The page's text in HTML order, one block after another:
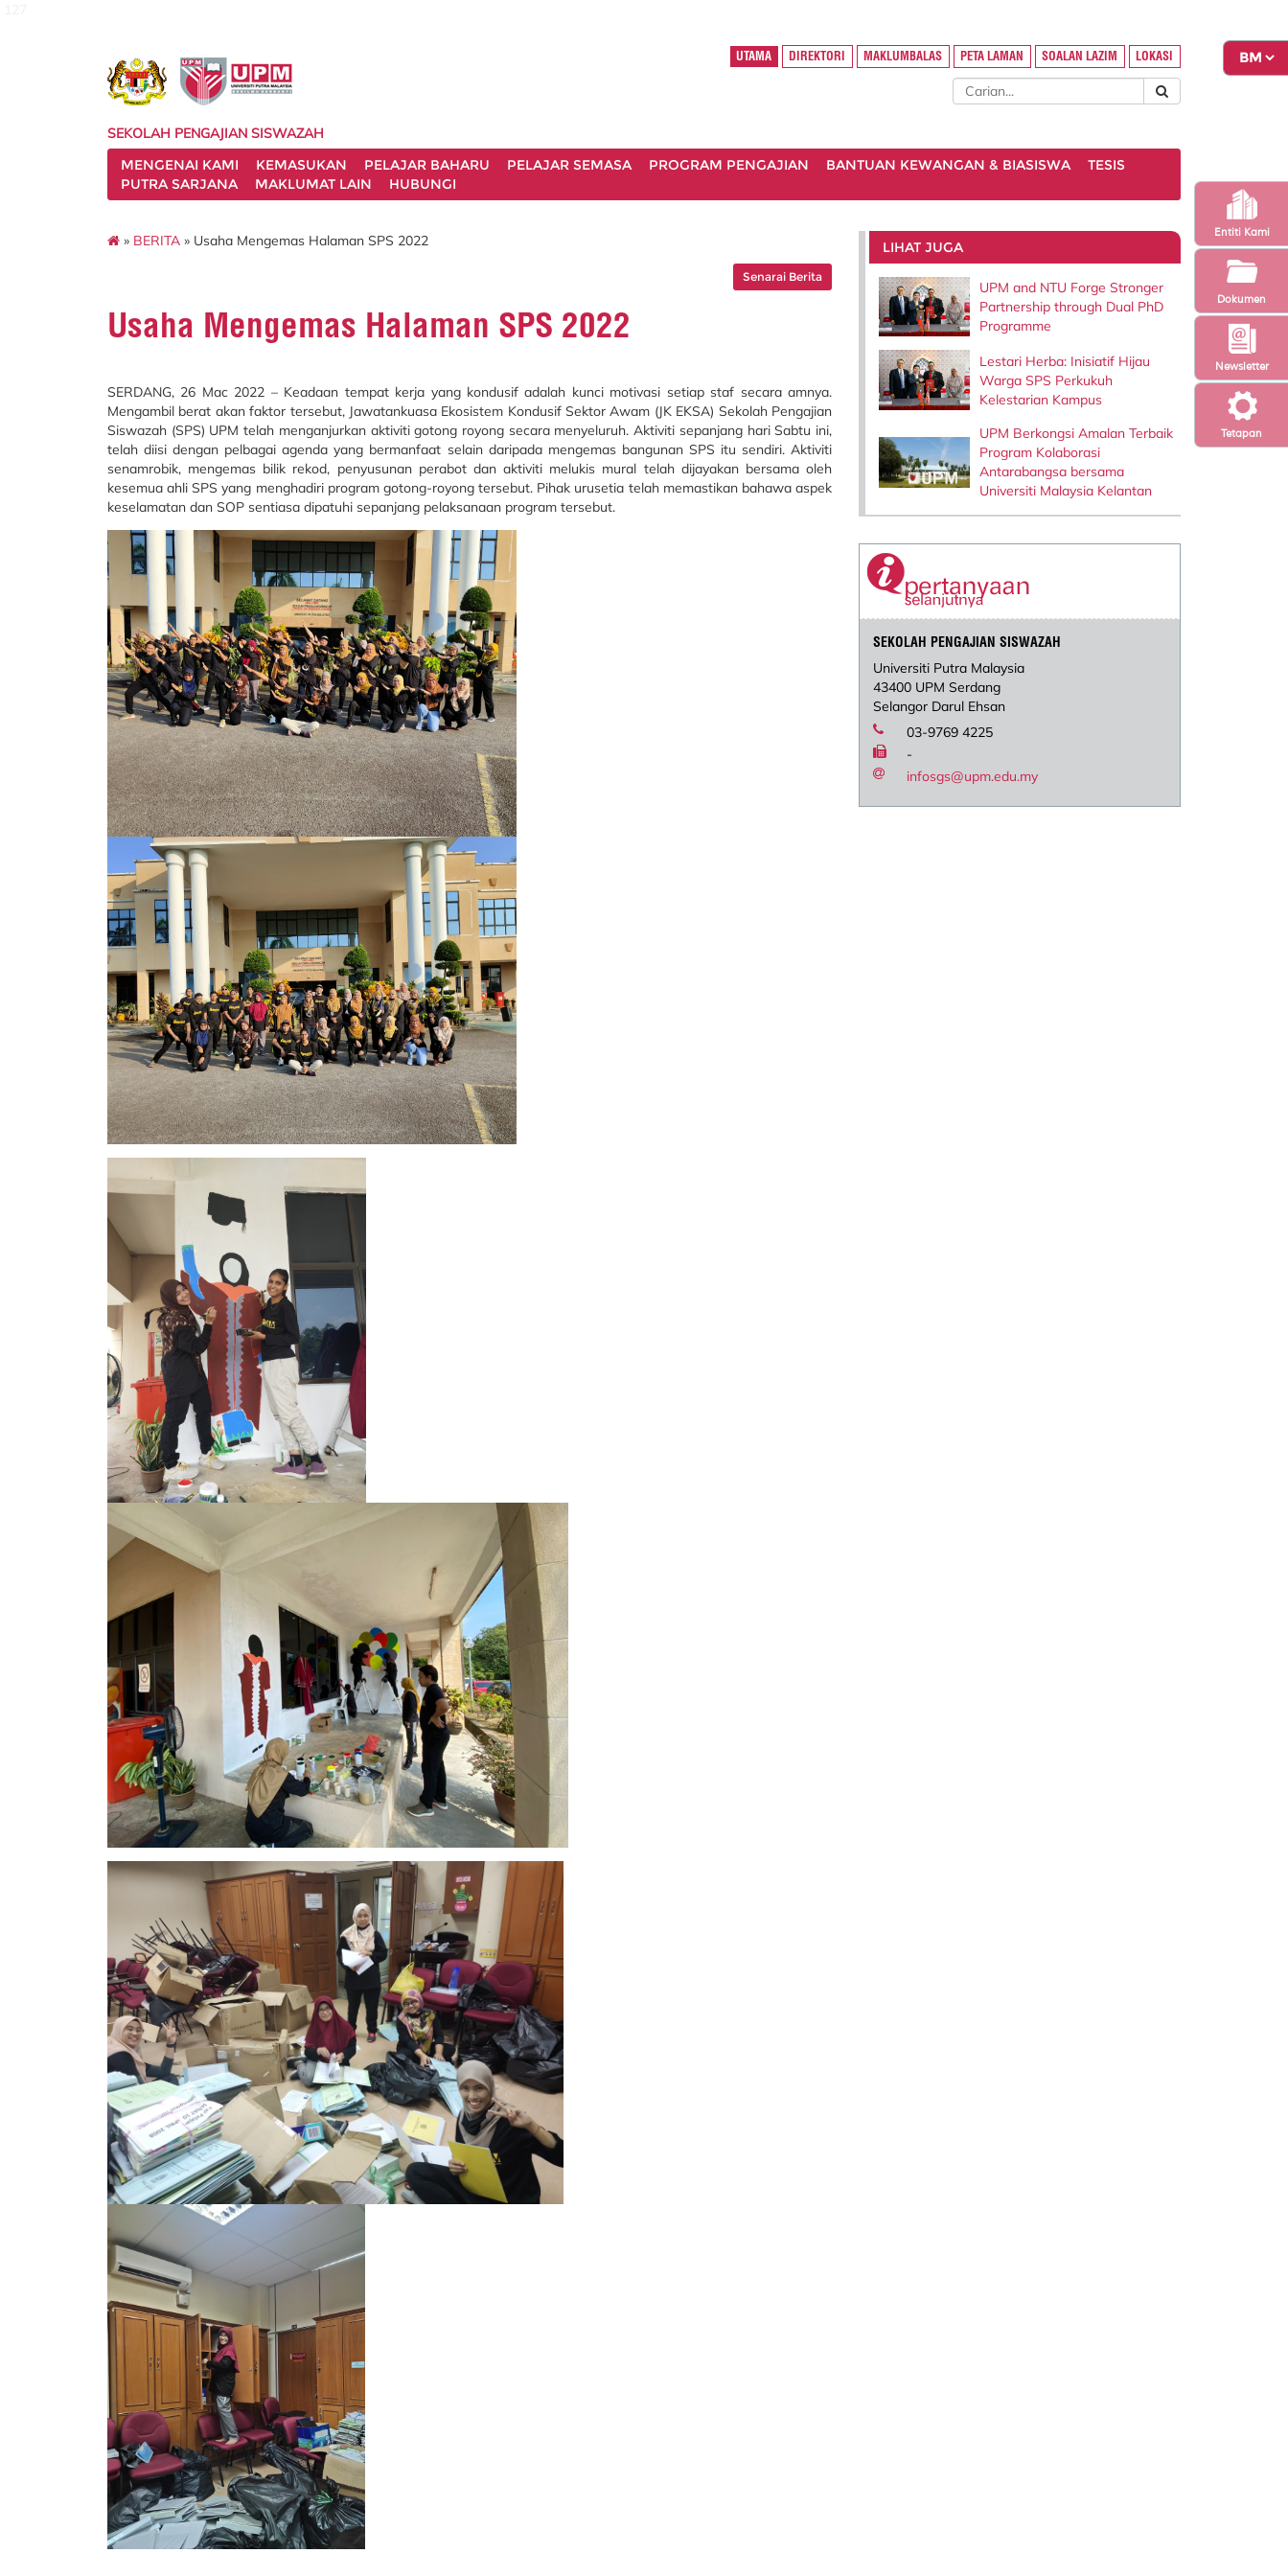
Tetapan
Newsletter
Entiti Kami
Dokumen
UTAMA DIREKTORI MAKLUMBALAS PETA LAMAN SOALAN LAZIM LOKASI
SEKOLAH PENGAJIAN SISWAZAH
MENGENAI KAMI
KEMASUKAN PELAJAR BAHARU PELAJAR SEMASA PROGRAM PENGAJIAN BANTUAN KEWANGAN & BIASISWA
TESIS
PUTRA SARJANA
MAKLUMAT LAIN HUBUNGI
» BERITA » Usaha Mengemas Halaman SPS 2022
Senarai Berita
Usaha Mengemas Halaman SPS 2022
SERDANG, 26 Mac 2022 – Keadaan tempat kerja yang kondusif adalah kunci motivasi setiap staf secara amnya.
Mengambil berat akan faktor tersebut, Jawatankuasa Ekosistem Kondusif Sektor Awam (JK EKSA) Sekolah Pengajian
Siswazah (SPS) UPM telah menganjurkan aktiviti gotong royong secara menyeluruh. Aktiviti sepanjang hari Sabtu ini,
telah diisi dengan pelbagai agenda yang bermanfaat selain daripada mengemas bangunan SPS itu sendiri. Aktiviti
senamrobik, mengemas bilik rekod, penyusunan perabot dan aktiviti melukis mural telah dijayakan bersama oleh
kesemua ahli SPS yang menghadiri program gotong-royong tersebut. Pihak urusetia telah memastikan bahawa aspek
keselamatan dan SOP sentiasa dipatuhi sepanjang pelaksanaan program tersebut.
LIHAT JUGA
UPM and NTU Forge Stronger
Partnership through Dual PhD
Programme
Lestari Herba: Inisiatif Hijau
Warga SPS Perkukuh
Kelestarian Kampus
UPM Berkongsi Amalan Terbaik
Program Kolaborasi
Antarabangsa bersama
Universiti Malaysia Kelantan
SEKOLAH PENGAJIAN SISWAZAH
Universiti Putra Malaysia
43400 UPM Serdang
Selangor Darul Ehsan
03-9769 4225
-
infosgs@upm.edu.my